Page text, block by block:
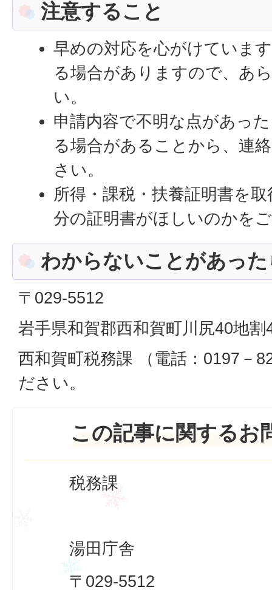
注意すること
早めの対応を心がけていま
る場合がありますので、あ
い。
申請内容で不明な点があっ
る場合があることから、連
さい。
所得・課税・扶養証明書を
分の証明書がほしいのかを
わからないことがあっ
〒029-5512
岩手県和賀郡西和賀町川尻40地割
西和賀町税務課 （電話：0197－
ださい。
この記事に関するお
税務課
湯田庁舎
〒029-5512